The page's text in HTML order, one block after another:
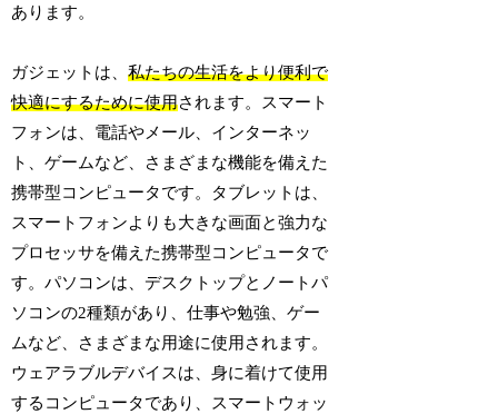
あります。
ガジェットは、私たちの生活をより便利で
快適にするために使用されます。スマート
フォンは、電話やメール、インターネッ
ト、ゲームなど、さまざまな機能を備えた
携帯型コンピュータです。タブレットは、
スマートフォンよりも大きな画面と強力な
プロセッサを備えた携帯型コンピュータで
す。パソコンは、デスクトップとノートパ
ソコンの2種類があり、仕事や勉強、ゲー
ムなど、さまざまな用途に使用されます。
ウェアラブルデバイスは、身に着けて使用
するコンピュータであり、スマートウォッ